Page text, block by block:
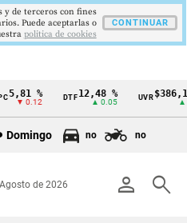
%
▼ 0.12
DTF12,48 %
▲ 0.05
UVR
▲
Domingo no no
person search
de 2026
y de terceros con fines
Puede aceptarlas o
politica de cookies
CONTINUAR